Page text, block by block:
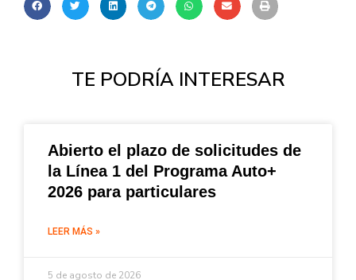
TE PODRÍA INTERESAR
Abierto el plazo de solicitudes de
la Línea 1 del Programa Auto+
2026 para particulares
LEER MÁS »
5 de agosto de 2026